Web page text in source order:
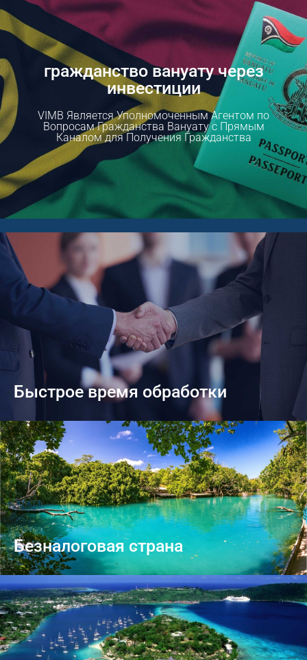
гражданство вануату через
инвестиции
VIMB Является Уполномоченным Агентом по
Вопросам Гражданства Вануату с Прямым
Каналом для Получения Гражданства
Быстрое время обработки
Безналоговая страна